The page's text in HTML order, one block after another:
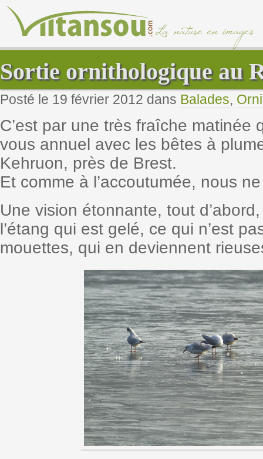
Sortie ornithologique au
Posté le 19 février 2012 dans Balades,
C’est par une très fraîche matinée
vous annuel avec les bêtes à
Kehruon, près de Brest.
Et comme à l’accoutumée, nous
Une vision étonnante, tout
l’étang qui est gelé, ce qui n’est
mouettes, qui en deviennent